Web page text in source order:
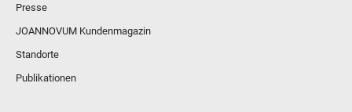
Presse
JOANNOVUM Kundenmagazin
Standorte
Publikationen